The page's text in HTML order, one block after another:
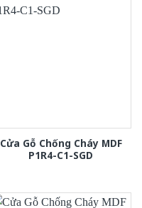
Cửa Gỗ Chống Cháy MDF
P1R4-C1-SGD